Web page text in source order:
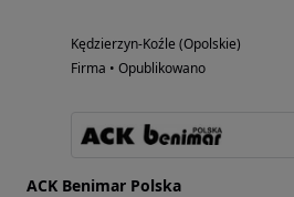
Kędzierzyn-Koźle (Opolskie)
Firma • Opublikowano
ACK Benimar Polska